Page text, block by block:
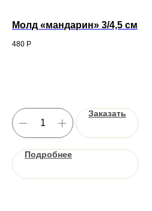
Молд «мандарин» 3/4,5 см
480 Р
Заказать
Подробнее